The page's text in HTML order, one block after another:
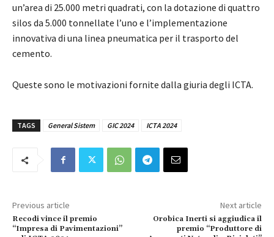
un’area di 25.000 metri quadrati, con la dotazione di quattro
silos da 5.000 tonnellate l’uno e l’implementazione
innovativa di una linea pneumatica per il trasporto del
cemento.
Queste sono le motivazioni fornite dalla giuria degli ICTA.
TAGS General Sistem GIC 2024 ICTA 2024
Previous article
Recodi vince il premio
“Impresa di Pavimentazioni”
Next article
Orobica Inerti si aggiudica il
premio “Produttore di